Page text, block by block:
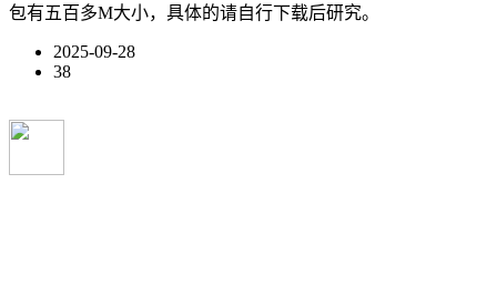
包有五百多M大小，具体的请自行下载后研究。
2025-09-28
38